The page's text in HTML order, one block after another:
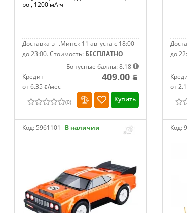
pol, 1200 мА·ч
Доставка в г.Минск 11 августа с 18:00
до 23:00.Стоимость: БЕСПЛАТНО
Бонусные баллы: 8.18
Кредит
от 6.35 ƃ/мec
409.00 ƃ
(0) Купить
до
от
Код: 5961101 В наличии Код: